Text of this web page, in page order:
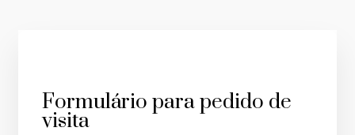
Formulário para pedido de
visita